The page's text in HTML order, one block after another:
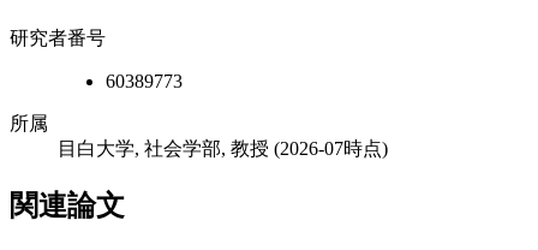
研究者番号
60389773
所属
目白大学, 社会学部, 教授 (2026-07時点)
関連論文